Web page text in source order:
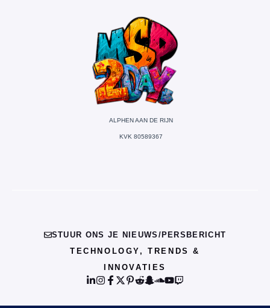
ALPHEN AAN DE RIJN
KVK 80589367
STUUR ONS JE NIEUWS/PERSBERICHT
TECHNOLOGY, TRENDS &
INNOVATIES